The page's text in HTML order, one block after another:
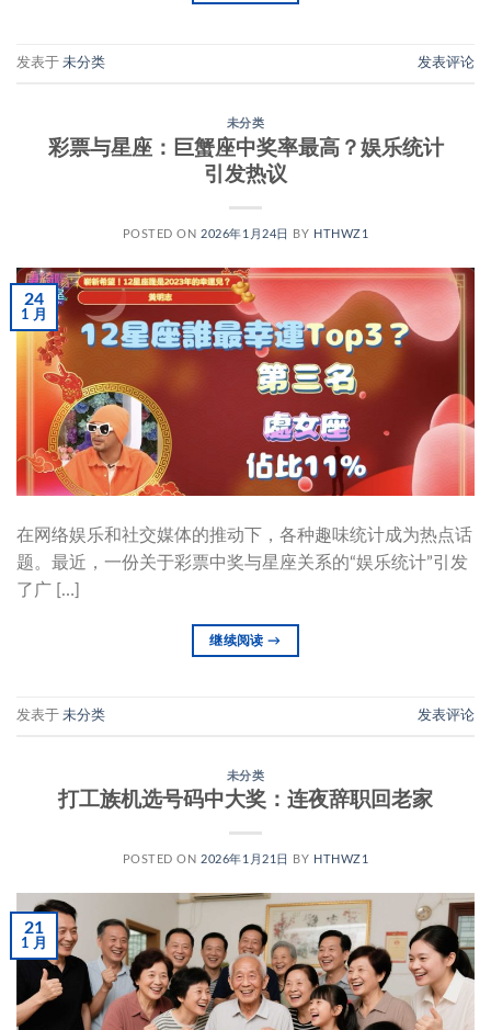
发表于 未分类 发表评论
未分类
彩票与星座：巨蟹座中奖率最高？娱乐统计
引发热议
POSTED ON 2026年1月24日 BY HTHWZ1
24
1 月
在网络娱乐和社交媒体的推动下，各种趣味统计成为热点话
题。最近，一份关于彩票中奖与星座关系的“娱乐统计”引发
了广 […]
继续阅读→
发表于 未分类 发表评论
未分类
打工族机选号码中大奖：连夜辞职回老家
POSTED ON2026年1月21日 BY HTHWZ1
21
1 月